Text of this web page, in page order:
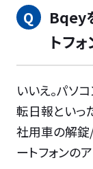
Bqey
トフ
いいえ。パソ
転日報といっ
社用車の解錠
ートフォンの